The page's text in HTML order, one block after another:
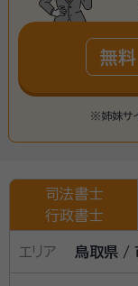
無料
※姉妹サ
司法書士
行政書士
エリア 鳥取県 /